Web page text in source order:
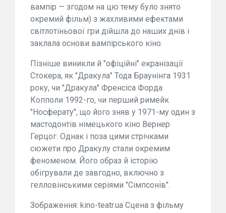
вампір — згодом на цю тему було знято
окремий фільм) з жахливими ефектами
світлотіньової гри дійшла до наших днів і
заклала основи вампірського кіно.
Пізніше виникли й "офіційні" екранізації
Стокера, як "Дракула" Тода Браунінга 1931
року, чи "Дракула" Френсіса Форда
Копполи 1992-го, чи перший римейк
"Носферату", що його зняв у 1971-му один з
мастодонтів німецького кіно Вернер
Герцог. Однак і поза цими стрічками
сюжети про Дракулу стали окремим
феноменом. Його образ й історію
обігрували де завгодно, включно з
гелловінськими серіями "Сімпсонів".
Зображення: kino-teatr.ua Сцена з фільму